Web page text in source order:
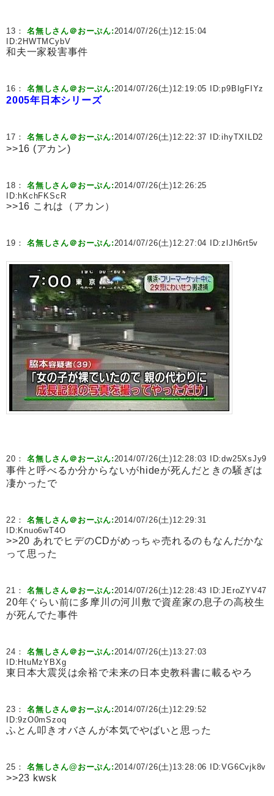
13：名無しさん＠おーぷん:2014/07/26(土)12:15:04
ID:2HWTMCybV
和夫一家殺害事件
16：名無しさん＠おーぷん:2014/07/26(土)12:19:05 ID:p9BIgFIYz
2005年日本シリーズ
17：名無しさん＠おーぷん:2014/07/26(土)12:22:37 ID:ihyTXILD2
>>16 (アカン)
18：名無しさん＠おーぷん:2014/07/26(土)12:26:25
ID: hKchFKScR
>>16 これは（アカン）
19：名無しさん＠おーぷん:2014/07/26(土)12:27:04 ID:zlJh6rt5v
20：名無しさん＠おーぷん:2014/07/26(土)12:28:03 ID:dw25XsJy9
事件と呼べるか分からないがhideが死んだときの騒ぎは
凄かったで
22：名無しさん＠おーぷん:2014/07/26(土)12:29:31
ID: Knuo6wT4O
>>20 あれでヒデのCDがめっちゃ売れるのもなんだかな
って思った
21：名無しさん＠おーぷん:2014/07/26(土)12:28:43 ID:JEroZYV47
20年ぐらい前に多摩川の河川敷で資産家の息子の高校生
が死んでた事件
24：名無しさん＠おーぷん:2014/07/26(土)13:27:03
ID: HtuMzYBXg
東日本大震災は余裕で未来の日本史教科書に載るやろ
23：名無しさん＠おーぷん:2014/07/26(土)12:29:52
ID:9zO0mSzoq
ふとん叩きオバさんが本気でやばいと思った
25：名無しさん@おーぷん:2014/07/26(土)13:28:06 ID:VG6Cvjk8v
>>23 kwsk